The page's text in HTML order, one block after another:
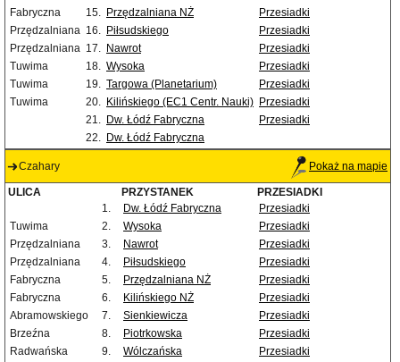
Fabryczna
15. Przędzalniana NŻ
Przesiadki
Przędzalniana 16. Piłsudskiego
Przesiadki
Przędzalniana 17. Nawrot
Przesiadki
Tuwima
18. Wysoka
Przesiadki
Tuwima
19. Targowa (Planetarium)
Przesiadki
Tuwima
20. Kilińskiego (EC1 Centr. Nauki) Przesiadki
21. Dw. Łódź Fabryczna
Przesiadki
22. Dw. Łódź Fabryczna
Czahary Pokaż na mapie
ULICA PRZYSTANEK
PRZESIADKI
1.
Dw. Łódź Fabryczna
Przesiadki
Tuwima
2. Wysoka
Przesiadki
Przędzalniana
3. Nawrot
Przesiadki
Przędzalniana
4. Piłsudskiego
Przesiadki
Fabryczna
5. Przędzalniana NŻ
Przesiadki
Fabryczna
6. Kilińskiego NŻ
Przesiadki
Abramowskiego
7. Sienkiewicza
Przesiadki
Brzeźna
8. Piotrkowska
Przesiadki
Radwańska
9. Wólczańska Przesiadki